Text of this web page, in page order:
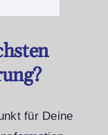
für Deine